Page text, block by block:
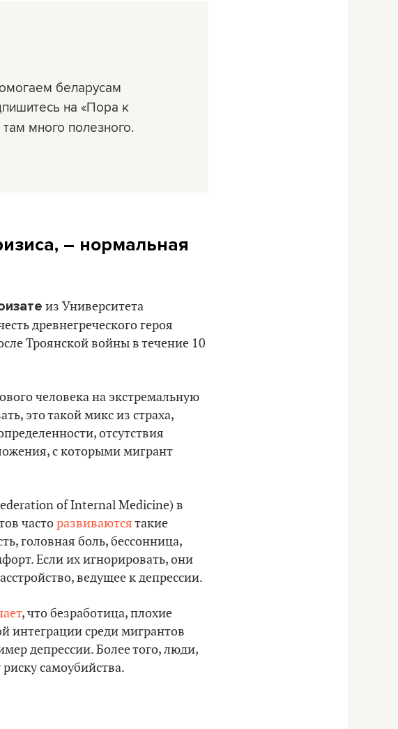
беларусам
на «Пора к
много полезного.
– нормальная
из Университета
древнегреческого героя
Троянской войны в течение 10
человека на экстремальную
это такой микс из страха,
отсутствия
с которыми мигрант
of Internal Medicine) в
часторазвиваютсятакие
головная боль, бессонница,
Если их игнорировать, они
ведущее к депрессии.
, что безработица, плохие
интеграции среди мигрантов
депрессии. Более того, люди,
самоубийства.